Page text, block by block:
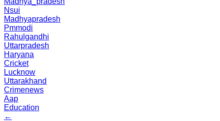
Nsui
Madhyapradesh
Pmmodi
Rahulgandhi
Uttarpradesh
Haryana
Cricket
Lucknow
Uttarakhand
Crimenews
Aap
Education
←